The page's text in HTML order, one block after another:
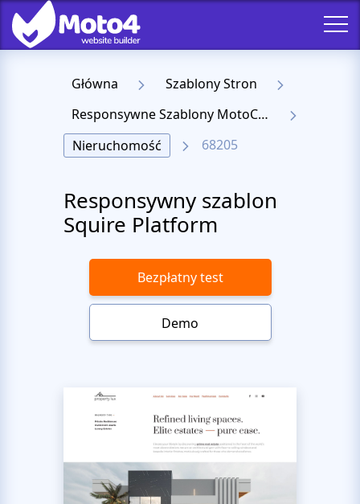
Główna
Szablony Stron
Responsywne Szablony MotoCMS 3
Nieruchomość
68205
Responsywny szablon
Squire Platform
Bezpłatny test
Demo